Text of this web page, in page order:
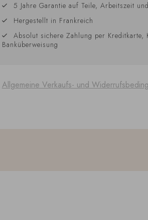
5 Jahre Garantie auf Teile, Arbeitszeit
Hergestellt in Frankreich
Absolut sichere Zahlung per Kreditkarte,
Banküberweisung
Allgemeine Verkaufs- und